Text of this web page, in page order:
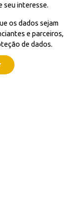
seu interesse.
os dados sejam
e parceiros,
de dados.